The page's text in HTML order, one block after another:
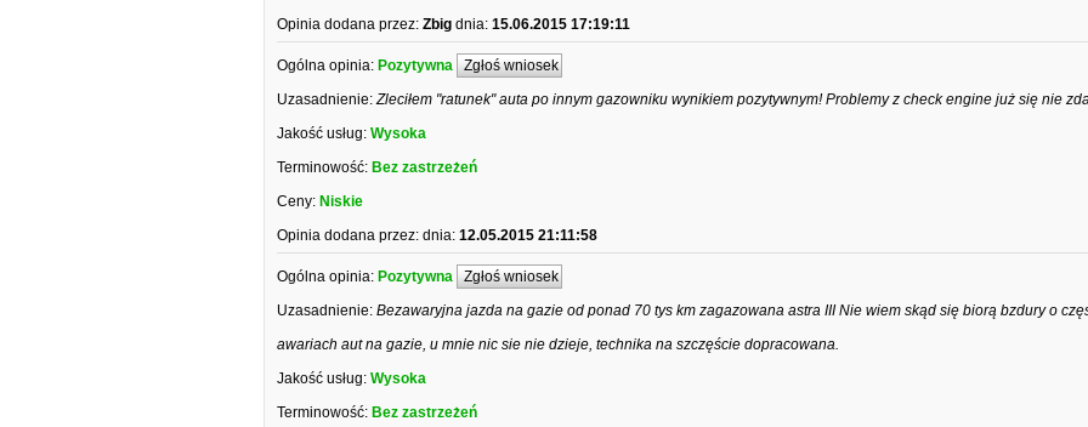
Opinia dodana przez: Zbig dnia: 15.06.2015 17:19:11
Ogólna opinia: Pozytywna Zgłoś wniosek
Uzasadnienie: Zleciłem "ratunek" auta po innym gazowniku wynikiem pozytywnym! Problemy z check engine już się nie
Jakość usług: Wysoka
Terminowość: Bez zastrzeżeń
Ceny: Niskie
Opinia dodana przez: dnia: 12.05.2015 21:11:58
Ogólna opinia: Pozytywna Zgłoś wniosek
Uzasadnienie: Bezawaryjna jazda na gazie od ponad 70 tys km zagazowana astra III Nie wiem skąd się biorą bzdury o
awariach aut na gazie, u mnie nic sie nie dzieje, technika na szczęście dopracowana.
Jakość usług: Wysoka
Terminowość: Bez zastrzeżeń